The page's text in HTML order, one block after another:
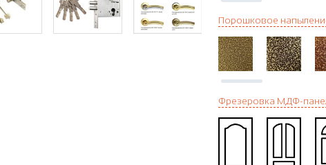
Порошковое
Фрезеровка МДФ-